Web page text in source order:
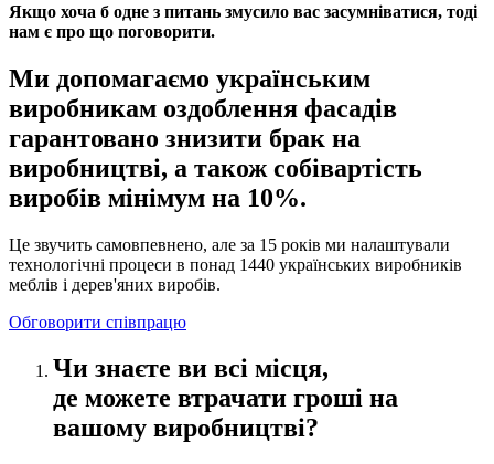
Якщо хоча б одне з питань змусило вас засумніватися, тоді
нам є про що поговорити.
Ми допомагаємо українським
виробникам оздоблення фасадів
гарантовано знизити брак на
виробництві, а також собівартість
виробів мінімум на 10%.
Це звучить самовпевнено, але за 15 років ми налаштували
технологічні процеси в понад 1440 українських виробників
меблів і дерев'яних виробів.
Обговорити співпрацю
Чи знаєте ви всі місця,
де можете втрачати гроші на
вашому виробництві?